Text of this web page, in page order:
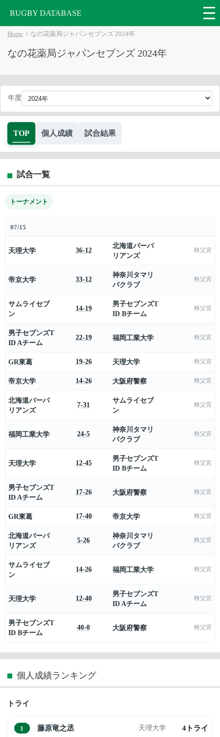
RUGBY DATABASE
Home なの花薬局ジャパンセブンズ 2024年
なの花薬局ジャパンセブンズ 2024年
年度
TOP 個人成績 試合結果
試合一覧
トーナメント
07/15
天理大学 36-12
北海道バーバ
リアンズ
秩父宮
帝京大学 33-12
神奈川タマリ
バクラブ
秩父宮
サムライセブ
ン
14-19
男子セブンズT
ID Bチーム
秩父宮
男子セブンズT
ID Aチーム
22-19 福岡工業大学 秩父宮
GR東葛 19-26 天理大学 秩父宮
帝京大学 14-26 大阪府警察 秩父宮
北海道バーバ
リアンズ
7-31
サムライセブ
ン
秩父宮
福岡工業大学 24-5
神奈川タマリ
バクラブ
秩父宮
天理大学 12-45
男子セブンズT
ID Bチーム
秩父宮
男子セブンズT
ID Aチーム
17-26 大阪府警察 秩父宮
GR東葛 17-40 帝京大学 秩父宮
北海道バーバ
リアンズ
5-26
神奈川タマリ
バクラブ
秩父宮
サムライセブ
ン
14-26 福岡工業大学 秩父宮
天理大学 12-40
男子セブンズT
ID Aチーム
秩父宮
男子セブンズT
ID Bチーム
40-0 大阪府警察 秩父宮
個人成績ランキング
トライ
1 藤原竜之丞 天理大学 4トライ